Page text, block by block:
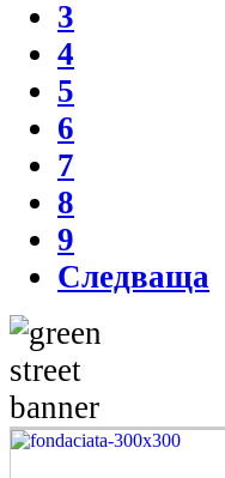
3
4
5
6
7
8
9
Следваща